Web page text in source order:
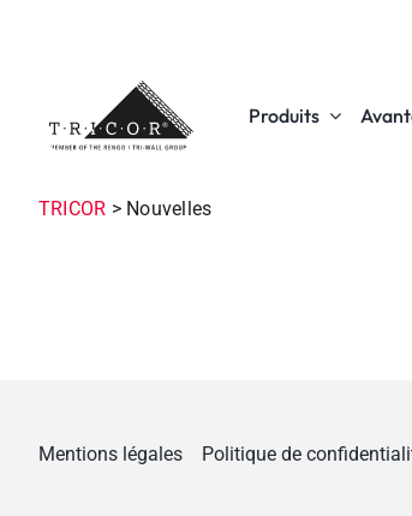
Produits
TRICOR > Nouvelles
Mentions légales Politique de